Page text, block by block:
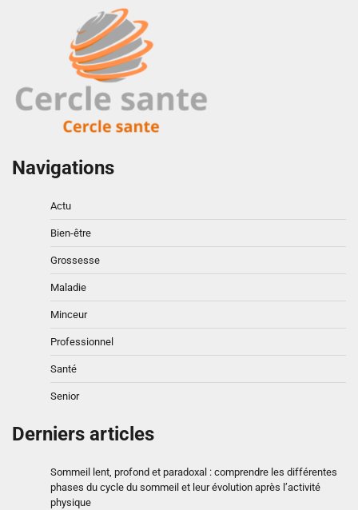
Navigations
Actu
Bien-être
Grossesse
Maladie
Minceur
Professionnel
Santé
Senior
Derniers articles
Sommeil lent, profond et paradoxal : comprendre les différentes
phases du cycle du sommeil et leur évolution après l’activité
physique